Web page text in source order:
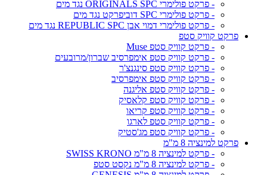
- פרקט פולימרי ORIGINALS SPC נגד מים
- פרקט פולימרי SPC דוביפרקט נגד מים
- פרקט פולימרי דמוי אבן REPUBLIC SPC נגד מים
פרקט קוויק סטפ
- פרקט קוויק סטפ Muse
- פרקט קוויק סטפ אימפרסיב שברון/מרובעים
- פרקט קוויק סטפ סינגנצ'ר
- פרקט קוויק סטפ אימפרסיב
- פרקט קוויק סטפ אליגנה
- פרקט קוויק סטפ קלאסיק
- פרקט קוויק סטפ קריאו
- פרקט קוויק סטפ לארגו
- פרקט קוויק סטפ מג'סטיק
פרקט למינציה 8 מ"מ
- פרקט למינציה 8 מ"מ SWISS KRONO
- פרקט למינציה 8 מ"מ נקסט סטפ